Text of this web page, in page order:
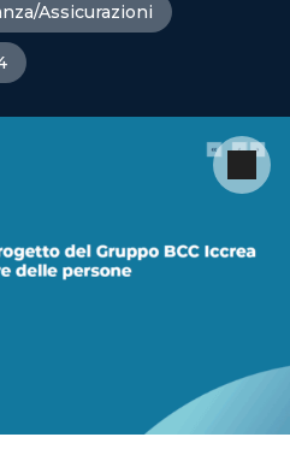
Assicurazioni